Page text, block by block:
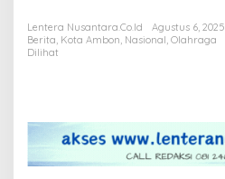
di
Kejuaraan
International
Open
2025
Lentera Nusantara.Co.Id
Agustus 6, 2025
Berita Kota Ambon Nasional Olahraga
Dilihat